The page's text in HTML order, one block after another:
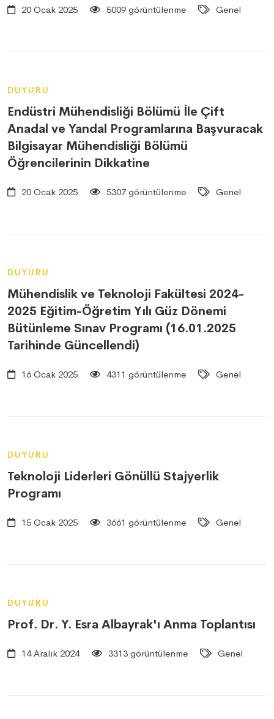
20 Ocak 2025 5009 görüntülenme Genel
DUYURU
Endüstri Mühendisliği Bölümü İle Çift
Anadal ve Yandal Programlarına Başvuracak
Bilgisayar Mühendisliği Bölümü
Öğrencilerinin Dikkatine
20 Ocak 2025 5307 görüntülenme Genel
DUYURU
Mühendislik ve Teknoloji Fakültesi 2024-
2025 Eğitim-Öğretim Yılı Güz Dönemi
Bütünleme Sınav Programı (16.01.2025
Tarihinde Güncellendi)
16 Ocak 2025 4311 görüntülenme Genel
DUYURU
Teknoloji Liderleri Gönüllü Stajyerlik
Programı
15 Ocak 2025 3661 görüntülenme Genel
DUYURU
Prof. Dr. Y. Esra Albayrak'ı Anma Toplantısı
14 Aralık 2024 3313 görüntülenme Genel